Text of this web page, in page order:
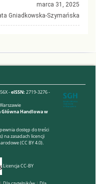
marca 31, 2025
Gniadkowska-Szymańska
-eISSN: 2719-3276 -
Główna Handlowa w
dostęp do treści
na zasadach licencji
(CC BY 4.0).
Licencja CC-BY